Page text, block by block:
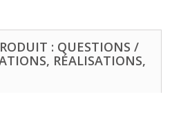
: QUESTIONS /
RÉALISATIONS,